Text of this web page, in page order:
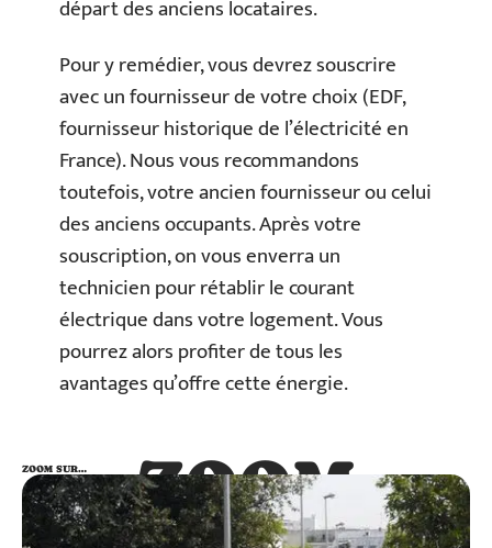
départ des anciens locataires.
Pour y remédier, vous devrez souscrire
avec un fournisseur de votre choix (EDF,
fournisseur historique de l’électricité en
France). Nous vous recommandons
toutefois, votre ancien fournisseur ou celui
des anciens occupants. Après votre
souscription, on vous enverra un
technicien pour rétablir le courant
électrique dans votre logement. Vous
pourrez alors profiter de tous les
avantages qu’offre cette énergie.
ZOOM
SUR…
ZOOM SUR…